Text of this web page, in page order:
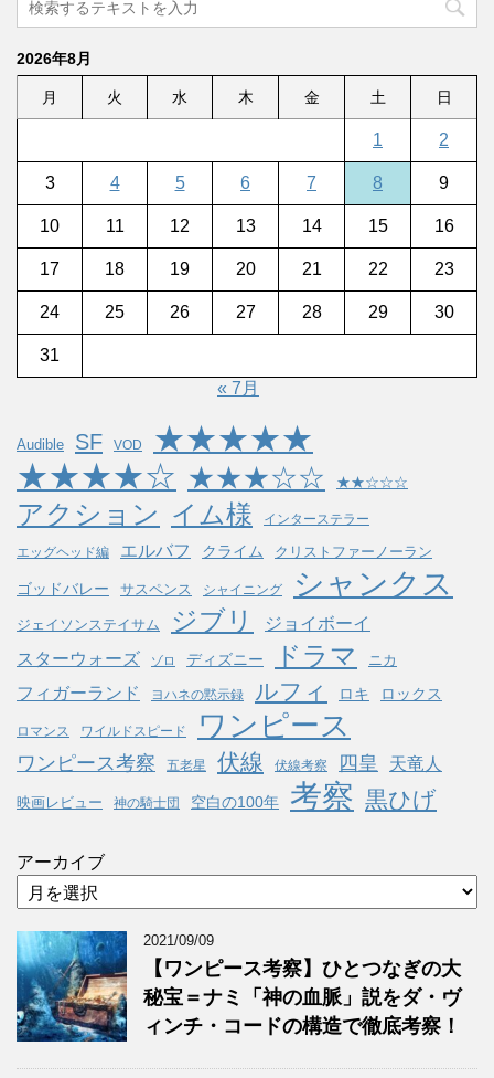
2026年8月
月 火 水 木 金 土 日
1 2
3 4 5 6 7 8 9
10 11 12 13 14 15 16
17 18 19 20 21 22 23
24 25 26 27 28 29 30
31
« 7月
Audible SF VOD ★★★★★
★★★★☆ ★★★☆☆ ★★☆☆☆
アクション イム様 インターステラー
エッグヘッド編 エルバフ クライム クリストファーノーラン
ゴッドバレー サスペンス シャイニング シャンクス
ジェイソンステイサム ジブリ ジョイボーイ
スターウォーズ ゾロ ディズニー ドラマ ニカ
フィガーランド ヨハネの黙示録 ルフィ ロキ ロックス
ロマンス ワイルドスピード ワンピース
ワンピース考察 五老星 伏線 伏線考察 四皇 天竜人
映画レビュー 神の騎士団 空白の100年 考察 黒ひげ
アーカイブ
2021/09/09
【ワンピース考察】ひとつなぎの大
秘宝＝ナミ「神の血脈」説をダ・ヴ
ィンチ・コードの構造で徹底考察！